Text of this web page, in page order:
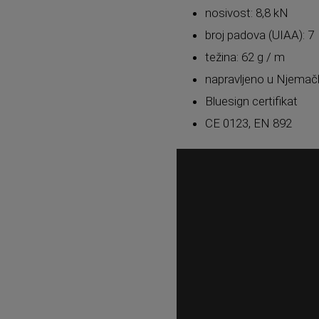
nosivost: 8,8 kN
broj padova (UIAA): 7
težina: 62 g / m
napravljeno u
Bluesign certifikat
CE 0123, EN 892